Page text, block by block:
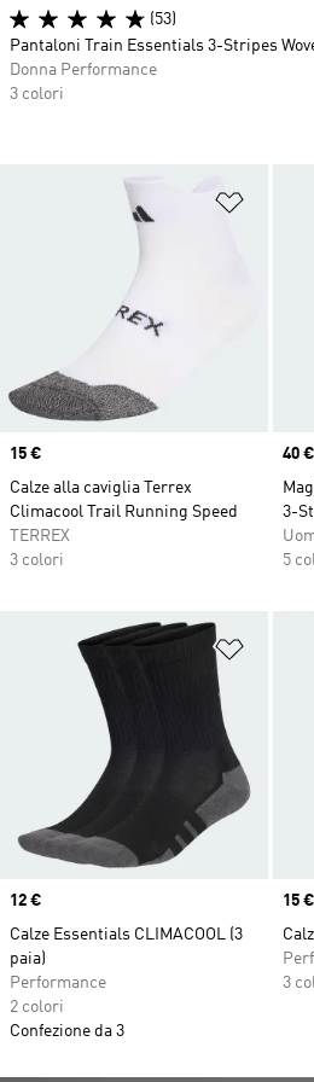
Price
15 €
Calze alla caviglia Terrex
Climacool Trail Running Speed
TERREX
3 colori
Price
40 €
3-
5
Price
12 €
Calze Essentials CLIMACOOL (3
paia)
Performance
2 colori
Confezione da 3
Price
15 €
3
(53)
Pantaloni Train Essentials 3-Stripes
Donna Performance
3 colori